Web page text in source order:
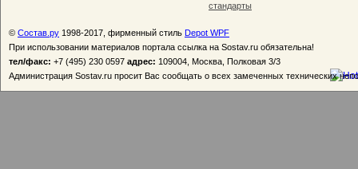
стандарты
© Состав.ру 1998-2017, фирменный стиль Depot WPF
При использовании материалов портала ссылка на Sostav.ru обязательна!
тел/факс: +7 (495) 230 0597 адрес: 109004, Москва, Полковая 3/3
Администрация Sostav.ru просит Вас сообщать о всех замеченных технических